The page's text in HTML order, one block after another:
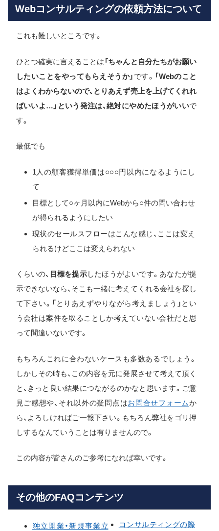
Webコンサルティングの依頼方法について
これも難しいところです。
ひとつ確実に言えることは 「ちゃんと自分たちがお願い
したいことをやってもらえそうか」 です。 「Webのこと
はよくわからないので、とりあえず売上を上げてくれれ
ばいいよ…」という発注は、絶対にやめたほうがいいで
す。
最低でも
1人の顧客獲得単価は○○○円以内になるようにし
て
目標として○ヶ月以内にWebから○件の問い合わせ
が得られるようにしたい
現状のセールスフローはこんな感じ、ここは変え
られるけどここは変えられない
くらいの、 目標を提示したほうがよいです。あなたが提
示できないなら、そこも一緒に考えてくれる会社を探し
て下さい。「とりあえずやりながら考えましょう」とい
う会社は案件を取ることしか考えていない会社だと思
って間違いないです。
もちろんこれに合わないケースも多数あるでしょう。
しかしその時も、この内容を元に発展させて考えて頂く
と、きっと良い結果につながるのかなと思います。ご意
見ご感想や、それ以外の疑問点はお問合せフォームか
ら、よろしければご一報下さい。もちろん弊社をゴリ押
しするなんていうことは有りませんので。
この内容が皆さんのご参考になれば幸いです。
その他のFAQコンテンツ
独立開業・新規事業立
コンサルティングの際